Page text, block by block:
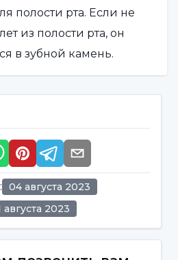
полости рта. Если не
из полости рта, он
в зубной камень.
появляется у людей, не
внимания уходу за
Он также может
зубной нитью.
зубной камень?
проблем у взрослых. Эта
: 04 августа 2023
августа 2023